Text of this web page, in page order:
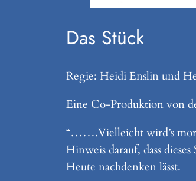
Das Stück
Regie: Heidi Enslin und
Eine Co-Produktion von
“…….Vielleicht wird’s
Hinweis darauf, dass
Heute nachdenken lässt.